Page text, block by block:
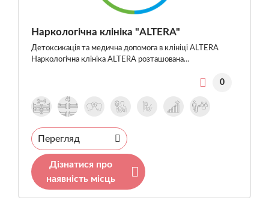
Наркологічна клініка "ALTERA"
Детоксикація та медична допомога в клініці ALTERA
Наркологічна клініка ALTERA розташована…
0
Перегляд
Дізнатися про
наявність місць